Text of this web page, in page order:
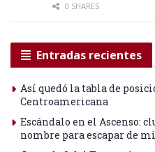
0 SHARES
Entradas recientes
Así quedó la tabla de
Centroamericana
Escándalo en el Ascenso:
nombre para escapar de